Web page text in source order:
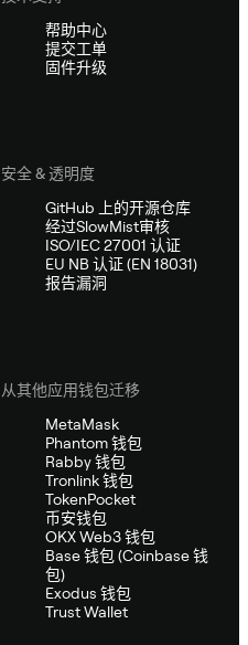
帮助中心
提交工单
固件升级
安全 & 透明度
GitHub 上的开源仓库
经过SlowMist审核
ISO/IEC 27001 认证
EU NB 认证 (EN 18031)
报告漏洞
从其他应用钱包迁移
MetaMask
Phantom 钱包
Rabby 钱包
Tronlink 钱包
TokenPocket
币安钱包
OKX Web3 钱包
Base 钱包 (Coinbase 钱
包)
Exodus 钱包
Trust Wallet